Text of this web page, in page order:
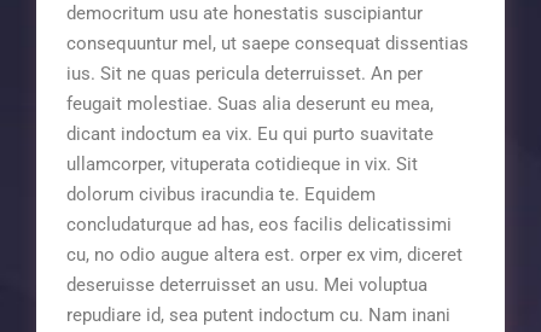
democritum usu ate honestatis suscipiantur
consequuntur mel, ut saepe consequat dissentias
ius. Sit ne quas pericula deterruisset. An per
feugait molestiae. Suas alia deserunt eu mea,
dicant indoctum ea vix. Eu qui purto suavitate
ullamcorper, vituperata cotidieque in vix. Sit
dolorum civibus iracundia te. Equidem
concludaturque ad has, eos facilis delicatissimi
cu, no odio augue altera est. orper ex vim, diceret
deseruisse deterruisset an usu. Mei voluptua
repudiare id, sea putent indoctum cu. Nam inani